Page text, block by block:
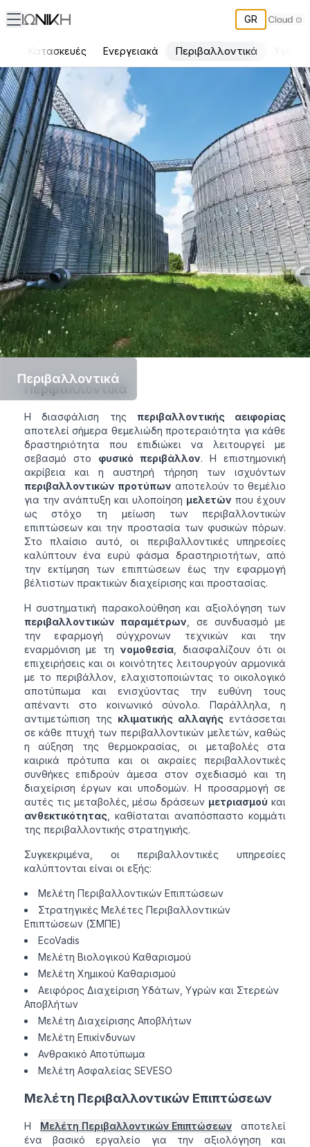
GR
Κατασκευές Ενεργειακά Περιβαλλοντικά
ΙΩΝΙΚΗ Υπηρεσίες
Περιβαλλοντικά
Περιβαλλοντικά
Η διασφάλιση της περιβαλλοντικής αειφορίας
αποτελεί σήμερα θεμελιώδη προτεραιότητα για κάθε
δραστηριότητα που επιδιώκει να λειτουργεί με
σεβασμό στο φυσικό περιβάλλον. Η επιστημονική
ακρίβεια και η αυστηρή τήρηση των ισχυόντων
περιβαλλοντικών προτύπων αποτελούν το θεμέλιο
για την ανάπτυξη και υλοποίηση μελετών που έχουν
ως στόχο τη μείωση των περιβαλλοντικών
επιπτώσεων και την προστασία των φυσικών πόρων.
Στο πλαίσιο αυτό, οι περιβαλλοντικές υπηρεσίες
καλύπτουν ένα ευρύ φάσμα δραστηριοτήτων, από
την εκτίμηση των επιπτώσεων έως την εφαρμογή
βέλτιστων πρακτικών διαχείρισης και προστασίας.
Η συστηματική παρακολούθηση και αξιολόγηση των
περιβαλλοντικών παραμέτρων , σε συνδυασμό με
την εφαρμογή σύγχρονων τεχνικών και την
εναρμόνιση με τη νομοθεσία , διασφαλίζουν ότι οι
επιχειρήσεις και οι κοινότητες λειτουργούν αρμονικά
με το περιβάλλον, ελαχιστοποιώντας το οικολογικό
αποτύπωμα και ενισχύοντας την ευθύνη τους
απέναντι στο κοινωνικό σύνολο. Παράλληλα, η
αντιμετώπιση της κλιματικής αλλαγής εντάσσεται
σε κάθε πτυχή των περιβαλλοντικών μελετών, καθώς
η αύξηση της θερμοκρασίας, οι μεταβολές στα
καιρικά πρότυπα και οι ακραίες περιβαλλοντικές
συνθήκες επιδρούν άμεσα στον σχεδιασμό και τη
διαχείριση έργων και υποδομών. Η προσαρμογή σε
αυτές τις μεταβολές, μέσω δράσεων μετριασμού και
ανθεκτικότητας, καθίσταται αναπόσπαστο κομμάτι
της περιβαλλοντικής στρατηγικής.
Συγκεκριμένα, οι περιβαλλοντικές υπηρεσίες
καλύπτονται είναι οι εξής:
Μελέτη Περιβαλλοντικών Επιπτώσεων
Στρατηγικές Μελέτες Περιβαλλοντικών
Επιπτώσεων (ΣΜΠΕ)
EcoVadis
Μελέτη Βιολογικού Καθαρισμού
Μελέτη Χημικού Καθαρισμού
Αειφόρος Διαχείριση Υδάτων, Υγρών και Στερεών
Αποβλήτων
Μελέτη Διαχείρισης Αποβλήτων
Μελέτη Επικίνδυνων
Ανθρακικό Αποτύπωμα
Μελέτη Ασφαλείας SEVESO
Μελέτη Περιβαλλοντικών Επιπτώσεων
Η Μελέτη Περιβαλλοντικών Επιπτώσεων
αποτελεί
ένα βασικό εργαλείο για την αξιολόγηση και